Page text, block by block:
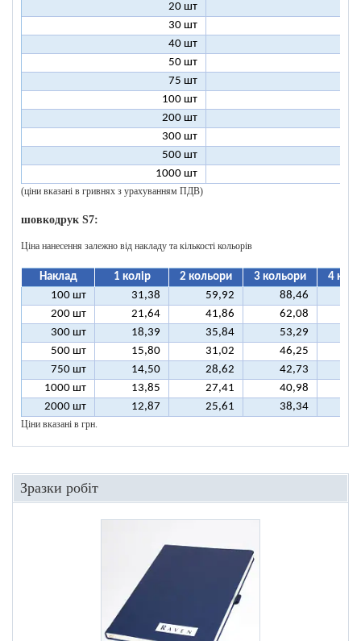
20 шт
30 шт
40 шт
50 шт
75 шт
100 шт
200 шт
300 шт
500 шт
1000 шт
(ціни вказані в гривнях з урахуванням ПДВ)
шовкодрук S7:
Ціна нанесення залежно від накладу та кількості кольорів
Наклад 1 колір 2 кольори 3 кольори
4
100 шт
31,38 59,92 88,46
200 шт
21,64 41,86 62,08
300 шт
18,39 35,84 53,29
500 шт
15,80 31,02 46,25
750 шт
14,50 28,62 42,73
1000 шт
13,85 27,41 40,98
2000 шт
12,87 25,61 38,34
Ціни вказані в грн.
Зразки робіт